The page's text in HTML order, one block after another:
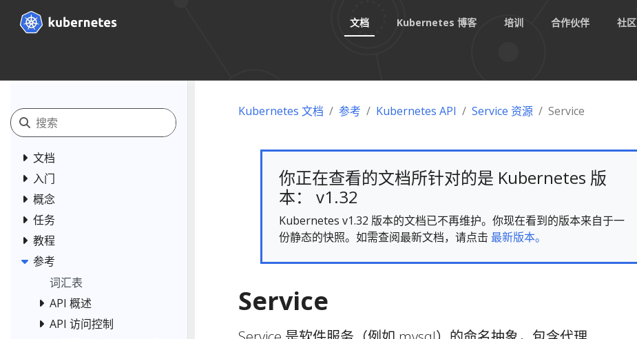
文档 Kubernetes 博客 培训 合作伙伴 社区
文档
入门
概念
任务
教程
参考
词汇表
API 概述
API 访问控制
Kubernetes 文档 参考 Kubernetes API Service 资源 Service
你正在查看的文档所针对的是 Kubernetes 版
本： v1.32
Kubernetes v1.32 版本的文档已不再维护。你现在看到的版本来自于一
份静态的快照。如需查阅最新文档，请点击 最新版本。
Service